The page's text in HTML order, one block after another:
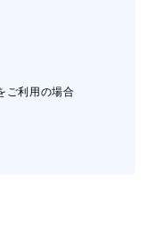
ご利用の場合